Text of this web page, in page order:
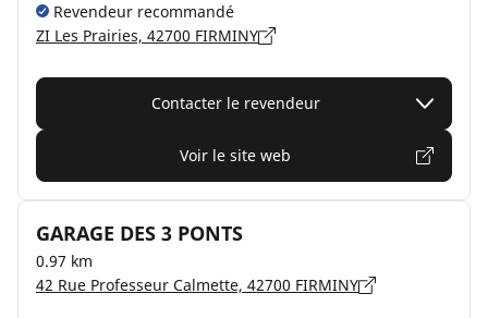
Revendeur recommandé
ZI Les Prairies, 42700 FIRMINY
Contacter le revendeur
Voir le site web
GARAGE DES 3 PONTS
0.97 km
42 Rue Professeur Calmette, 42700 FIRMINY